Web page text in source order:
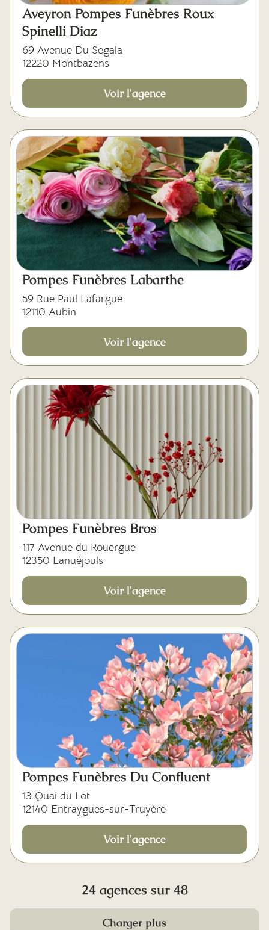
Aveyron Pompes Funèbres Roux
Spinelli Diaz
69 Avenue Du Segala
12220 Montbazens
Voir l'agence
Pompes Funèbres Labarthe
59 Rue Paul Lafargue
12110 Aubin
Voir l'agence
Pompes Funèbres Bros
117 Avenue du Rouergue
12350 Lanuéjouls
Voir l'agence
Pompes Funèbres Du Confluent
13 Quai du Lot
12140 Entraygues-sur-Truyère
Voir l'agence
24 agences sur 48
Charger plus